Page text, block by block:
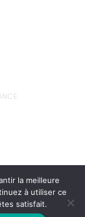
la meilleure
à utiliser ce
satisfait.